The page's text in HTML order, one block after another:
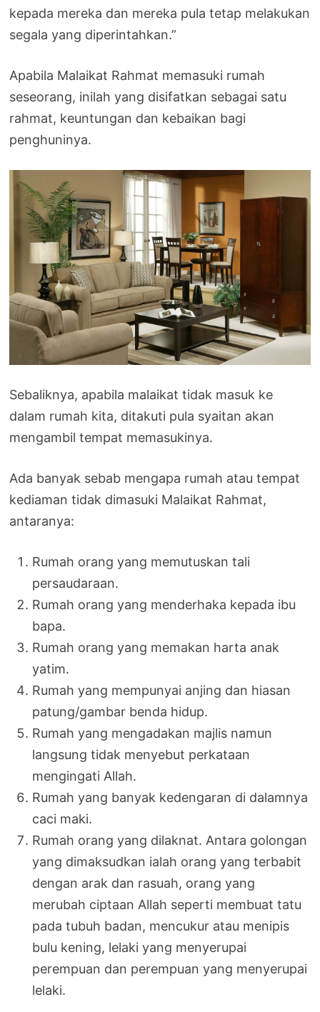
kepada mereka dan mereka pula tetap melakukan
segala yang diperintahkan.”
Apabila Malaikat Rahmat memasuki rumah
seseorang, inilah yang disifatkan sebagai satu
rahmat, keuntungan dan kebaikan bagi
penghuninya.
Sebaliknya, apabila malaikat tidak masuk ke
dalam rumah kita, ditakuti pula syaitan akan
mengambil tempat memasukinya.
Ada banyak sebab mengapa rumah atau tempat
kediaman tidak dimasuki Malaikat Rahmat,
antaranya:
Rumah orang yang memutuskan tali
persaudaraan.
Rumah orang yang menderhaka kepada ibu
bapa.
Rumah orang yang memakan harta anak
yatim.
Rumah yang mempunyai anjing dan hiasan
patung/gambar benda hidup.
Rumah yang mengadakan majlis namun
langsung tidak menyebut perkataan
mengingati Allah.
Rumah yang banyak kedengaran di dalamnya
caci maki.
Rumah orang yang dilaknat. Antara golongan
yang dimaksudkan ialah orang yang terbabit
dengan arak dan rasuah, orang yang
merubah ciptaan Allah seperti membuat tatu
pada tubuh badan, mencukur atau menipis
bulu kening, lelaki yang menyerupai
perempuan dan perempuan yang menyerupai
lelaki.